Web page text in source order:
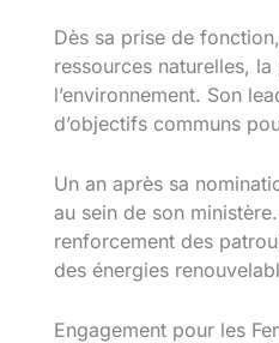
Dès sa prise de
ressources naturelles,
l’environnement. Son
d’objectifs communs
Un an après sa
au sein de son
renforcement des
des énergies
Engagement pour les